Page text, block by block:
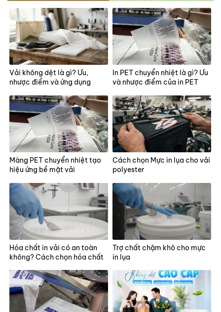
Vải không dệt là gì? Ưu,
nhược điểm và ứng dụng
In PET chuyển nhiệt là gì? Ưu
và nhược điểm của in PET
Màng PET chuyển nhiệt tạo
hiệu ứng bề mặt vải
Cách chọn Mực in lụa cho vải
polyester
Hóa chất in vải có an toàn
không? Cách chọn hóa chất
Trợ chất chậm khô cho mực
in lụa